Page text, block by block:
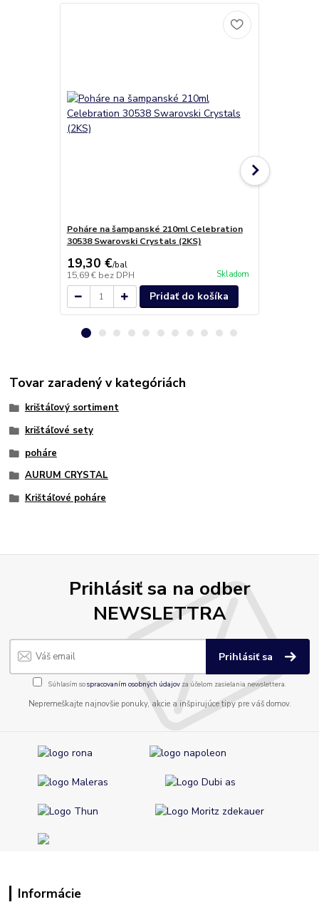
Poháre na šampanské 210ml Celebration
30538 Swarovski Crystals (2KS)
19,30 €/bal
15,69 € bez DPH Skladom
Pridať do košíka
Tovar zaradený v kategóriách
krištáľový sortiment
krištáľové sety
poháre
AURUM CRYSTAL
Krištáľové poháre
Prihlásiť sa na odber
NEWSLETTRA
Prihlásiť sa
Súhlasím sospracovaním osobných údajov za účelom zasielania newslettera.
Nepremeškajte najnovšie ponuky, akcie a inšpirujúce tipy pre váš domov.
Informácie